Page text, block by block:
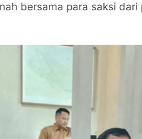
bersama para saksi